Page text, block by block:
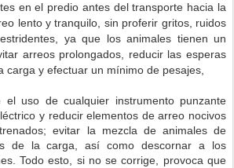
en el predio antes del transporte hacia la
lento y tranquilo, sin proferir gritos, ruidos
ya que los animales tienen un
arreos prolongados, reducir las esperas
carga y efectuar un mínimo de pesajes,
el uso de cualquier instrumento punzante
y reducir elementos de arreo nocivos
evitar la mezcla de animales de
de la carga, así como descornar a los
Todo esto, si no se corrige, provoca que